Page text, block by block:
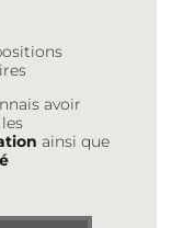
avoir
ainsi que